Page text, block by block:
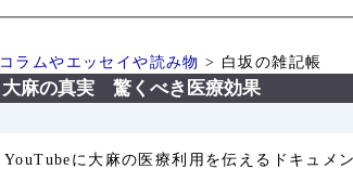
コラムやエッセイや読み物 > 白坂の雑記帳
大麻の真実 驚くべき医療効果
YouTubeに大麻の医療利用を伝えるドキュメ